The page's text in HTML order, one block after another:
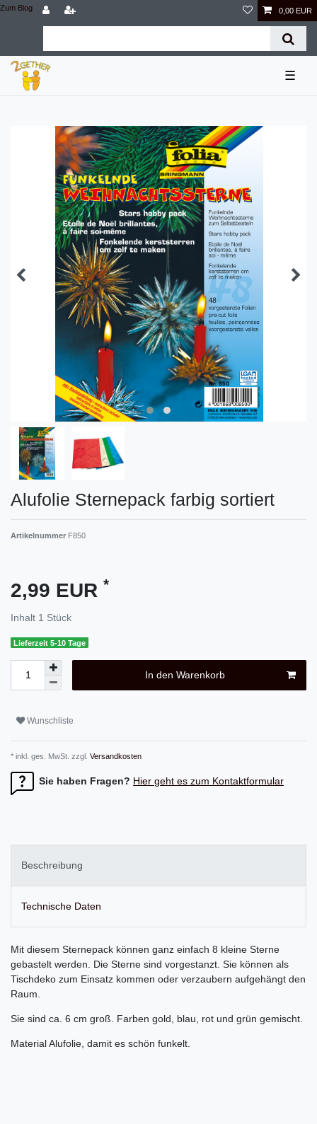
Zum Blog 0,00 EUR
☰
Alufolie Sternepack farbig sortiert
Artikelnummer F850
2,99 EUR *
Inhalt 1 Stück
Lieferzeit 5-10 Tage
In den Warenkorb
Wunschliste
* inkl. ges. MwSt. zzgl. Versandkosten
Sie haben Fragen? Hier geht es zum Kontaktformular
Beschreibung
Technische Daten
Mit diesem Sternepack können ganz einfach 8 kleine Sterne
gebastelt werden. Die Sterne sind vorgestanzt. Sie können als
Tischdeko zum Einsatz kommen oder verzaubern aufgehängt den
Raum.
Sie sind ca. 6 cm groß. Farben gold, blau, rot und grün gemischt.
Material Alufolie, damit es schön funkelt.